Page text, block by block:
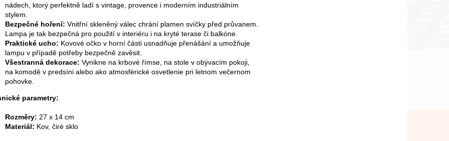
nádech, ktorý perfektně ladí s vintage, provence i moderním industriálním
stylem.
Bezpečné hoření: Vnitřní skleněný válec chrání plamen svíčky před průvanem.
Lampa je tak bezpečná pro použití v interiéru i na kryté terase či balkóne.
Praktické ucho: Kovové očko v horní části usnadňuje přenášání a umožňuje
lampu v případě potřeby bezpečně zavěsit.
Všestranná dekorace: Vynikne na krbové římse, na stole v obývacím pokoji,
na komodě v predsíni alebo ako atmosférické osvetlenie pri letnom večernom
pohovke.
parametry:
Rozměry: 27 x 14 cm
Materiál: Kov, čiré sklo